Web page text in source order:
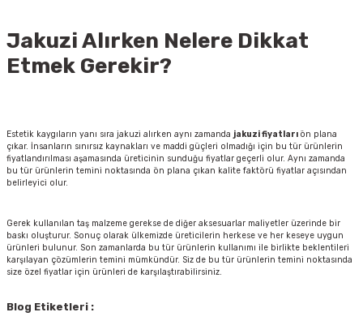
Jakuzi Alırken Nelere Dikkat
Etmek Gerekir?
Estetik kaygıların yanı sıra jakuzi alırken aynı zamanda jakuzi fiyatları ön plana
çıkar. İnsanların sınırsız kaynakları ve maddi güçleri olmadığı için bu tür ürünlerin
fiyatlandırılması aşamasında üreticinin sunduğu fiyatlar geçerli olur. Aynı zamanda
bu tür ürünlerin temini noktasında ön plana çıkan kalite faktörü fiyatlar açısından
belirleyici olur.
Gerek kullanılan taş malzeme gerekse de diğer aksesuarlar maliyetler üzerinde bir
baskı oluşturur. Sonuç olarak ülkemizde üreticilerin herkese ve her keseye uygun
ürünleri bulunur. Son zamanlarda bu tür ürünlerin kullanımı ile birlikte beklentileri
karşılayan çözümlerin temini mümkündür. Siz de bu tür ürünlerin temini noktasında
size özel fiyatlar için ürünleri de karşılaştırabilirsiniz.
Blog Etiketleri :